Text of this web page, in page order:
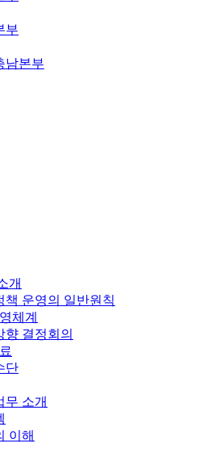
부
남본부
개
책 운영의 일반원칙
체계
향 결정회의
단
무 소개
이해